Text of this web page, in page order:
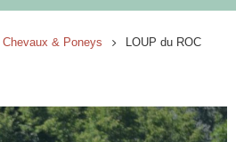
Chevaux & Poneys LOUP du ROC